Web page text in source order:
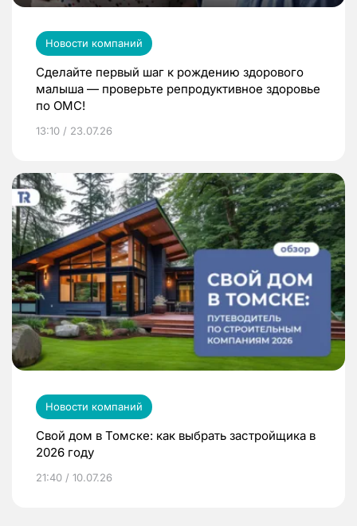
Новости компаний
Сделайте первый шаг к рождению здорового
малыша — проверьте репродуктивное здоровье
по ОМС!
13:10 / 23.07.26
Новости компаний
Свой дом в Томске: как выбрать застройщика в
2026 году
21:40 / 10.07.26